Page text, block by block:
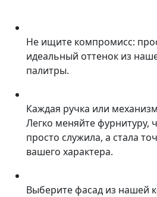
Не ищите компромисс:
идеальный оттенок из
палитры.
Каждая ручка или
Легко меняйте фурнитуру,
просто служила, а стала
вашего характера.
Выберите фасад из нашей